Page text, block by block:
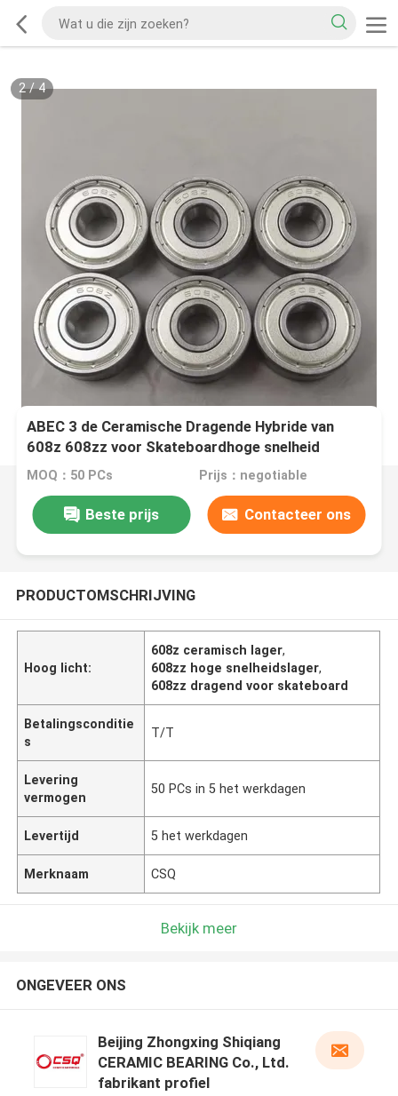
2/4
ABEC 3 de Ceramische Dragende Hybride van
608z 608zz voor Skateboardhoge snelheid
MOQ：50 PCs Prijs：negotiable
Beste prijs Contacteer ons
PRODUCTOMSCHRIJVING
Hoog licht:
608z ceramisch lager,
608zz hoge snelheidslager,
608zz dragend voor skateboard
Betalingsconditie
s
T/T
Levering
vermogen
50 PCs in 5 het werkdagen
Levertijd 5 het werkdagen
Merknaam CSQ
Bekijk meer
ONGEVEER ONS
Beijing Zhongxing Shiqiang
CERAMIC BEARING Co., Ltd.
fabrikant profiel